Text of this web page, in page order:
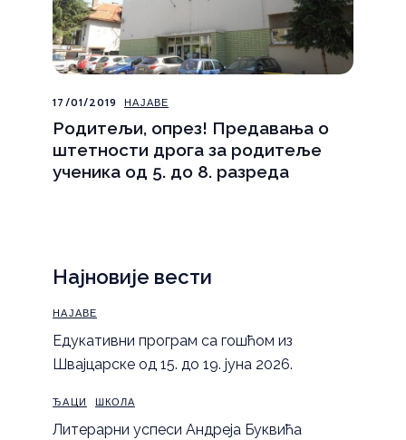
17/01/2019 НАЈАВЕ
Родитељи, опрез! Предавања о
штетности дрога за родитеље
ученика од 5. до 8. разреда
Најновије вести
НАЈАВЕ
Eдукативни програм са гошћом из
Швајцарске од 15. до 19. јуна 2026.
ЂАЦИ ШКОЛА
Литерарни успеси Андреја Буквића